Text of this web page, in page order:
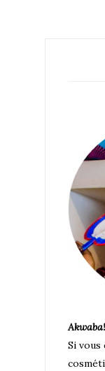
Akwaba!
Si vous